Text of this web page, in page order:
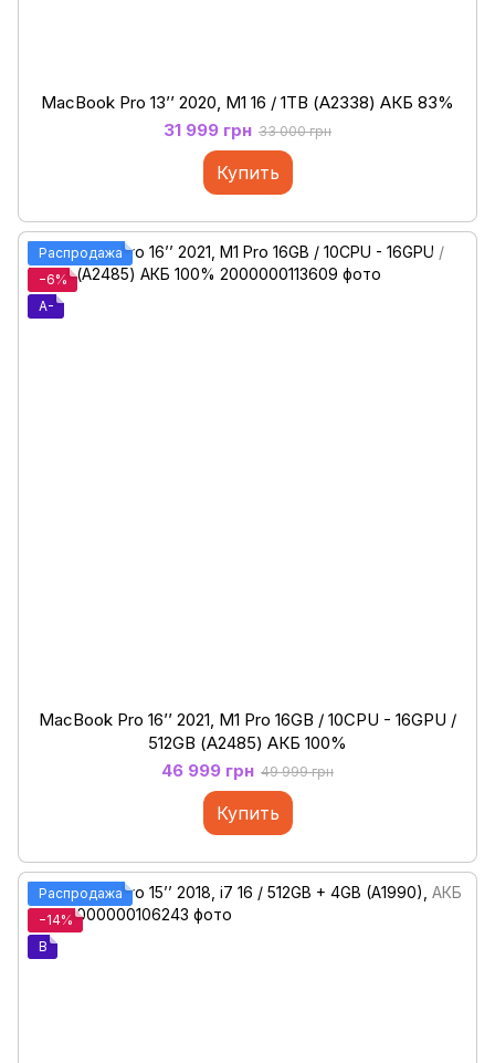
MacBook Pro 13’’ 2020, M1 16 / 1ТB (А2338) АКБ 83%
31 999 грн 33 000 грн
Купить
Распродажа
−6%
A-
MacBook Pro 16’’ 2021, M1 Pro 16GB / 10CPU - 16GPU /
512GB (А2485) АКБ 100%
46 999 грн 49 999 грн
Купить
Распродажа
−14%
B